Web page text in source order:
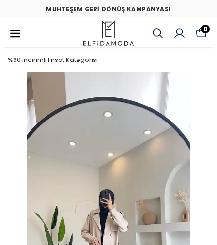
MUHTEŞEM GERİ DÖNÜŞ KAMPANYASI
0
%60 indirimli Fırsat Kategorisi